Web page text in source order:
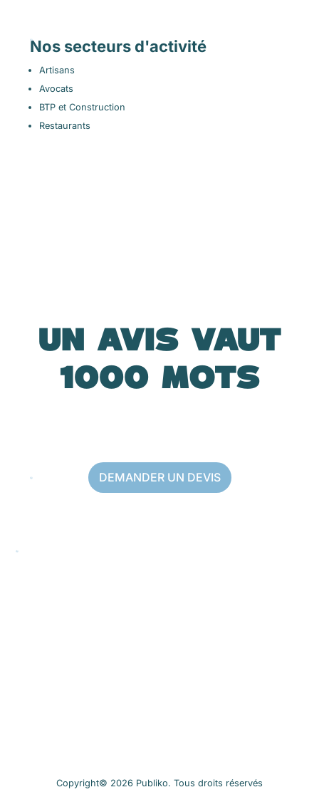
Nos secteurs d'activité
Artisans
Avocats
BTP et Construction
Restaurants
UN AVIS VAUT
1000 MOTS
DEMANDER UN DEVIS
Copyright© 2026 Publiko. Tous droits réservés